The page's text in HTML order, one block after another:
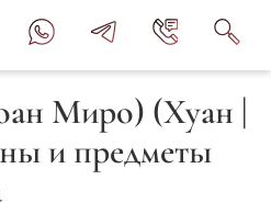
Миро) (Хуан |
и предметы